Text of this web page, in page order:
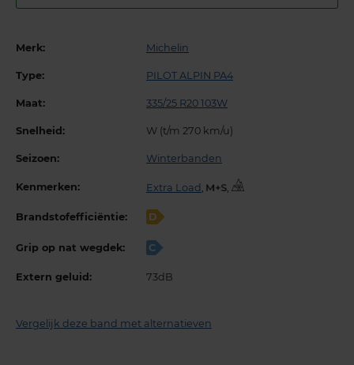
Merk: Michelin
Type: PILOT ALPIN PA4
Maat: 335/25 R20 103W
Snelheid: W (t/m 270 km/u)
Seizoen: Winterbanden
Kenmerken: Extra Load , ,
Brandstofefficiëntie: D
Grip op nat wegdek: C
Extern geluid: 73dB
Vergelijk deze band met alternatieven